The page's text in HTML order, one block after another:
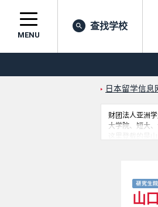
MENU
查找学校
日本留学信息
财团法人亚洲
大学院、短大
这里登载的是
山